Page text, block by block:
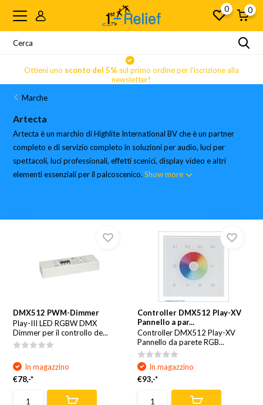
0 0
Ottieni uno sconto del 5% sul primo ordine per l'iscrizione alla
newsletter!
Marche
Artecta
Artecta è un marchio di Highlite International BV che è un partner
completo e di servizio completo in soluzioni per audio, luci per
spettacoli, luci professionali, effetti scenici, display video e altri
elementi essenziali per il palcoscenico.Show more
DMX512 PWM-Dimmer
Play-III LED RGBW DMX
Dimmer per il controllo de...
In magazzino
€78,-*
Controller DMX512 Play-XV
Pannello a par...
Controller DMX512 Play-XV
Pannello da parete RGB...
In magazzino
€93,-*